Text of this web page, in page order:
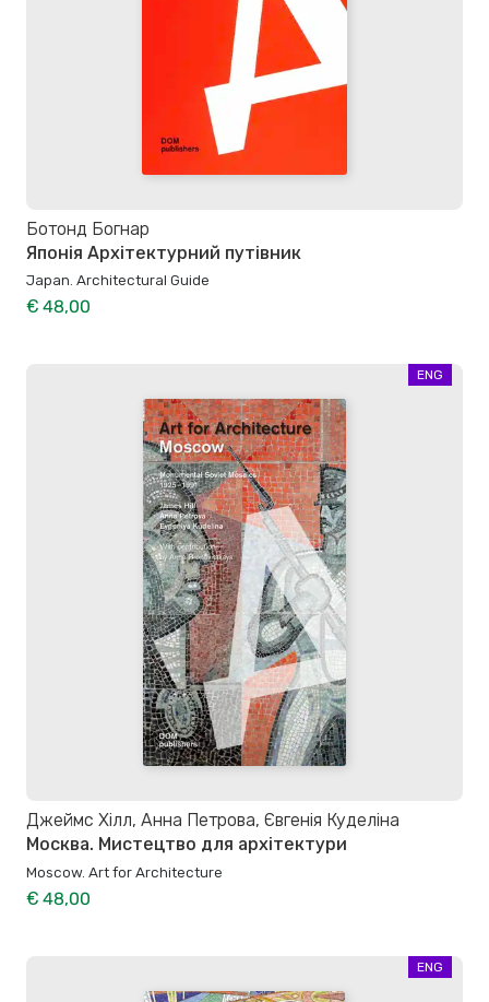
Ботонд Богнар
Японія Архітектурний путівник
Japan. Architectural Guide
€ 48,00
ENG
Джеймс Хілл, Анна Петрова, Євгенія Куделіна
Москва. Мистецтво для архітектури
Moscow. Art for Architecture
€ 48,00
ENG